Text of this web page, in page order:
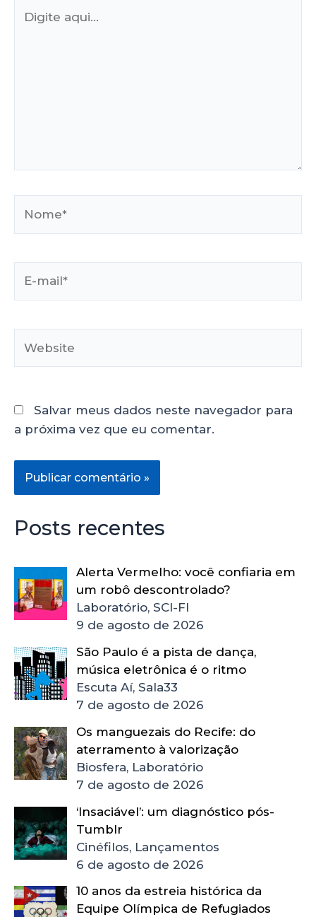
Salvar meus dados neste navegador para
a próxima vez que eu comentar.
Posts recentes
Alerta Vermelho: você confiaria em
um robô descontrolado?
Laboratório, SCI-FI
9 de agosto de 2026
São Paulo é a pista de dança,
música eletrônica é o ritmo
Escuta Aí, Sala33
7 de agosto de 2026
Os manguezais do Recife: do
aterramento à valorização
Biosfera, Laboratório
7 de agosto de 2026
‘Insaciável’: um diagnóstico pós-
Tumblr
Cinéfilos, Lançamentos
6 de agosto de 2026
10 anos da estreia histórica da
Equipe Olímpica de Refugiados